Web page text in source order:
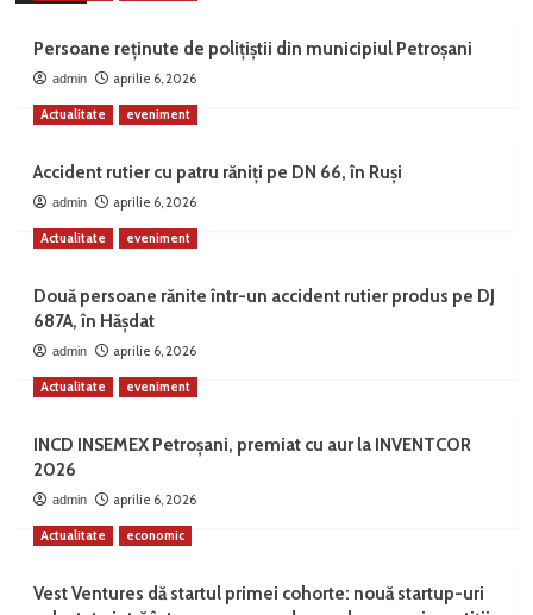
Persoane reținute de polițiștii din municipiul Petroșani
admin aprilie 6, 2026
Actualitate eveniment
Accident rutier cu patru răniți pe DN 66, în Ruși
admin aprilie 6, 2026
Actualitate eveniment
Două persoane rănite într-un accident rutier produs pe DJ
687A, în Hășdat
admin aprilie 6, 2026
Actualitate eveniment
INCD INSEMEX Petroșani, premiat cu aur la INVENTCOR
2026
admin aprilie 6, 2026
Actualitate economic
Vest Ventures dă startul primei cohorte: nouă startup-uri